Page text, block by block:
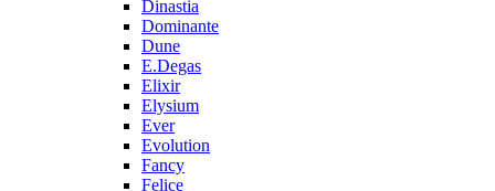
Dinastia
Dominante
Dune
E.Degas
Elixir
Elysium
Ever
Evolution
Fancy
Felice